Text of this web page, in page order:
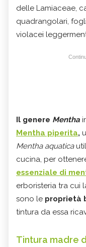
delle Lamiaceae,
quadrangolari,
violacei
Il genere Mentha
Mentha piperita,
Mentha aquatica
cucina, per
essenziale di
erboristeria tra cui
sono le proprietà
tintura da essa
Tintura madre